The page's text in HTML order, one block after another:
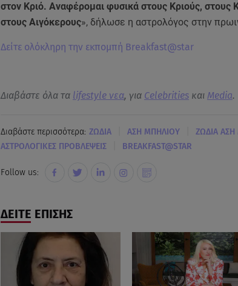
στον Κριό. Αναφέρομαι φυσικά στους Κριούς, στους
στους Αιγόκερους», δήλωσε η αστρολόγος στην
Δείτε ολόκληρη την εκπομπή Breakfast@star
Διαβάστε όλα τα lifestyle νεα, για Celebritiesκαι Media.
Διαβάστε περισσότερα: ΖΩΔΙΑ ΑΣΗ ΜΠΗΛΙΟΥ ΖΩΔΙΑ
ΑΣΤΡΟΛΟΓΙΚΕΣ ΠΡΟΒΛΕΨΕΙΣ BREAKFAST@STAR
Follow us:
ΔΕΙΤΕ ΕΠΙΣΗΣ